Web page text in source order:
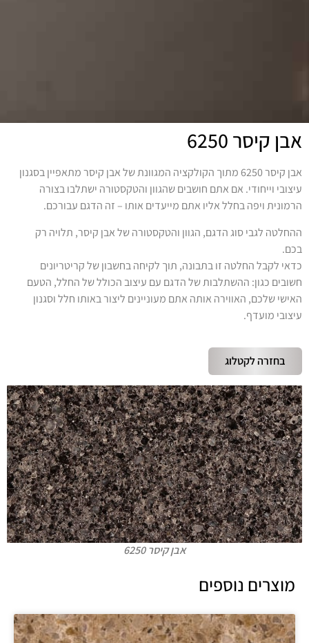
אבן קיסר 6250
אבן קיסר 6250 מתוך הקולקציה המגוונת של אבן קיסר מתאפיין בסגנון
עיצובי וייחודי. אם אתם חושבים שהגוון והטקסטורה ישתלבו בצורה
הרמונית ויפה בחלל אליו אתם מייעדים אותו – זה הדגם עבורכם.
ההחלטה לגבי סוג הדגם, הגוון והטקסטורה של אבן קיסר, תלויה רק
בכם.
כדאי לקבל החלטה זו בתבונה, תוך לקיחה בחשבון של קריטריונים
חשובים כגון: ההשתלבות של הדגם עם עיצוב הכולל של החלל, הטעם
האישי שלכם, האווירה אותה אתם מעוניינים ליצור באותו חלל וסגנון
עיצובי מועדף.
בחזרה לקטלוג
אבן קיסר 6250
מוצרים נוספים